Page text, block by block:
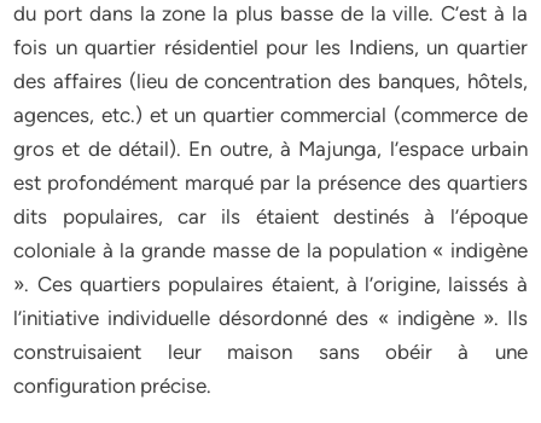
du port dans la zone la plus basse de la ville. C’est à la
fois un quartier résidentiel pour les Indiens, un quartier
des affaires (lieu de concentration des banques, hôtels,
agences, etc.) et un quartier commercial (commerce de
gros et de détail). En outre, à Majunga, l’espace urbain
est profondément marqué par la présence des quartiers
dits populaires, car ils étaient destinés à l’époque
coloniale à la grande masse de la population « indigène
». Ces quartiers populaires étaient, à l’origine, laissés à
l’initiative individuelle désordonné des « indigène ». Ils
construisaient leur maison sans obéir à une
configuration précise.